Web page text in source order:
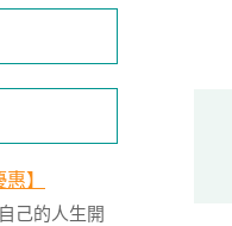
】
己的人生開